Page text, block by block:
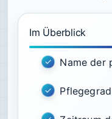
Im Überblick
Name der
Pflegegrad